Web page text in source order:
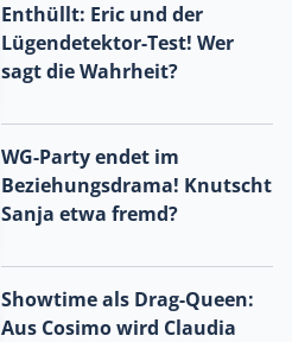
Enthüllt: Eric und der
Lügendetektor-Test! Wer
sagt die Wahrheit?
WG-Party endet im
Beziehungsdrama! Knutscht
Sanja etwa fremd?
Showtime als Drag-Queen:
Aus Cosimo wird Claudia